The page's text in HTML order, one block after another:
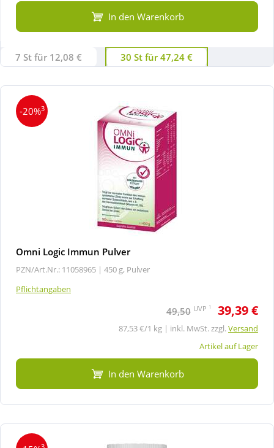
Wellness
In den Warenkorb
7 St für 12,08 € 30 St für 47,24 €
-20%3
Omni Logic Immun Pulver
PZN/Art.Nr.: 11058965 | 450 g, Pulver
Pflichtangaben
49,50 UVP 1 39,39 €
87,53 €/1 kg | inkl. MwSt. zzgl.Versand
Artikel auf Lager
In den Warenkorb